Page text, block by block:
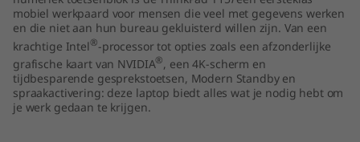
mobiel werkpaard voor mensen die veel met gegevens werken
en die niet aan hun bureau gekluisterd willen zijn. Van een
krachtige Intel®-processor tot opties zoals een afzonderlijke
grafische kaart van NVIDIA®, een 4K-scherm en
tijdbesparende gesprekstoetsen, Modern Standby en
spraakactivering: deze laptop biedt alles wat je nodig hebt om
je werk gedaan te krijgen.